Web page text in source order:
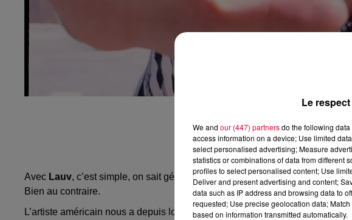
Avec Lauv, c’est simple, on sait généralement à quoi s’attendre. Et il n’y a
Bien au contraire.
L’artiste américain nous a depuis longtemps habitués à des singles
Le
We and our (447) partnersdo the following
access information on a device; Use limited
select personalised advertising; Measure
statistics or combinations of data from different
profiles to select personalised content; Use
Deliver and present advertising and content;
data such as IP address and browsing data to
requested; Use precise geolocation data;
based on information transmitted automatically.